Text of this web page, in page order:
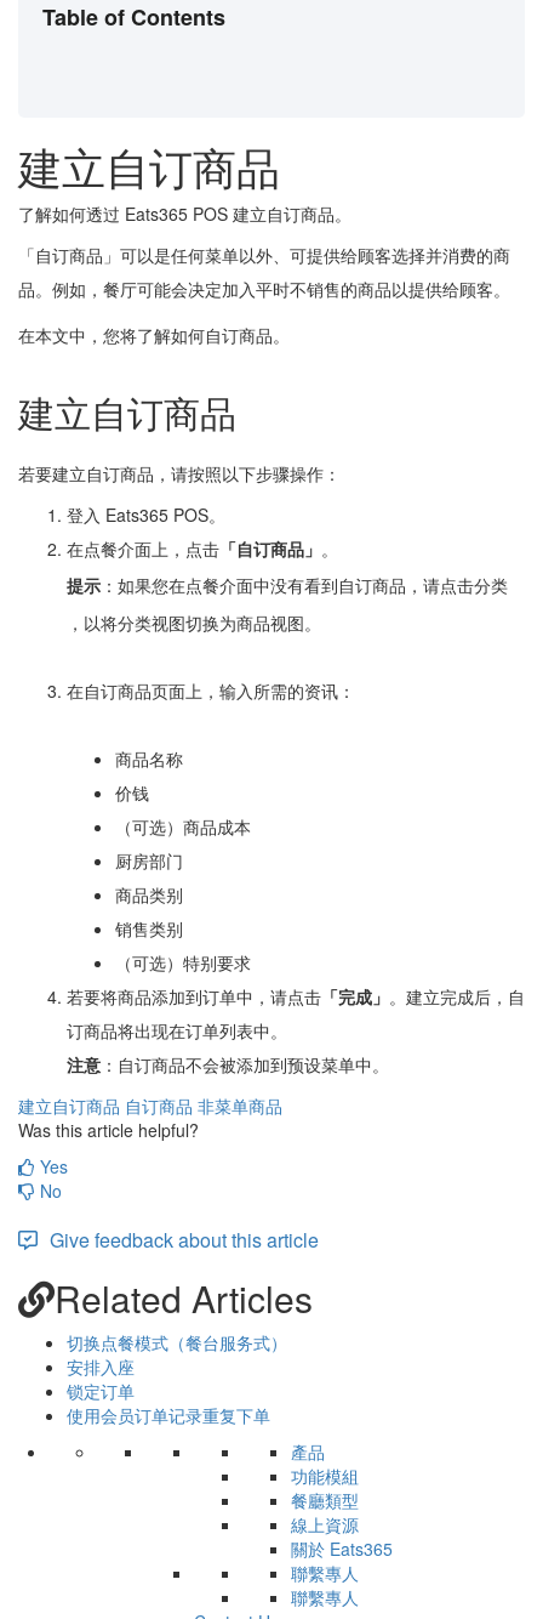
Table of Contents
建立自订商品
了解如何透过 Eats365 POS 建立自订商品。
「自订商品」可以是任何菜单以外、可提供给顾客选择并消费的商
品。例如，餐厅可能会决定加入平时不销售的商品以提供给顾客。
在本文中，您将了解如何自订商品。
建立自订商品
若要建立自订商品，请按照以下步骤操作：
登入 Eats365 POS。
在点餐介面上，点击 「自订商品」 。
提示 ：如果您在点餐介面中没有看到自订商品，请点击分类
，以将分类视图切换为商品视图。
在自订商品页面上，输入所需的资讯：
商品名称
价钱
（可选）商品成本
厨房部门
商品类别
销售类别
（可选）特别要求
若要将商品添加到订单中，请点击 「完成」 。建立完成后，自
订商品将出现在订单列表中。
注意 ：自订商品不会被添加到预设菜单中。
建立自订商品 自订商品 非菜单商品
Was this article helpful?
Yes
No
Give feedback about this article
Related Articles
切换点餐模式（餐台服务式）
安排入座
锁定订单
使用会员订单记录重复下单
產品
功能模組
餐廳類型
線上資源
關於 Eats365
聯繫專人
聯繫專人